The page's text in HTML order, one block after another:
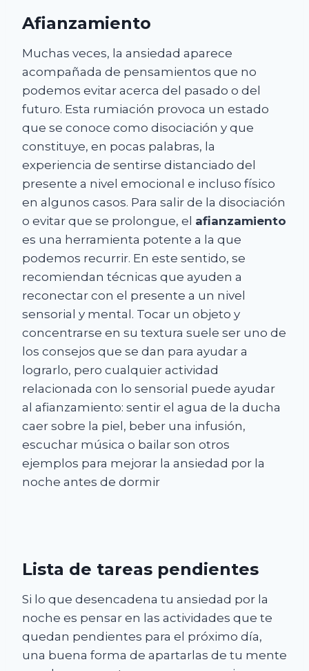
Afianzamiento
Muchas veces, la ansiedad aparece
acompañada de pensamientos que no
podemos evitar acerca del pasado o del
futuro. Esta rumiación provoca un estado
que se conoce como disociación y que
constituye, en pocas palabras, la
experiencia de sentirse distanciado del
presente a nivel emocional e incluso físico
en algunos casos. Para salir de la disociación
o evitar que se prolongue, el afianzamiento
es una herramienta potente a la que
podemos recurrir. En este sentido, se
recomiendan técnicas que ayuden a
reconectar con el presente a un nivel
sensorial y mental. Tocar un objeto y
concentrarse en su textura suele ser uno de
los consejos que se dan para ayudar a
lograrlo, pero cualquier actividad
relacionada con lo sensorial puede ayudar
al afianzamiento: sentir el agua de la ducha
caer sobre la piel, beber una infusión,
escuchar música o bailar son otros
ejemplos para mejorar la ansiedad por la
noche antes de dormir
Lista de tareas pendientes
Si lo que desencadena tu ansiedad por la
noche es pensar en las actividades que te
quedan pendientes para el próximo día,
una buena forma de apartarlas de tu mente